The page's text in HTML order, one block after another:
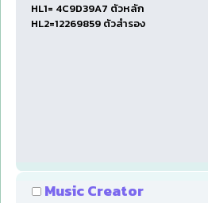
HL1= 4C9D39A7 ตัวหลัก
HL2=12269859 ตัวสำรอง
Music Creator